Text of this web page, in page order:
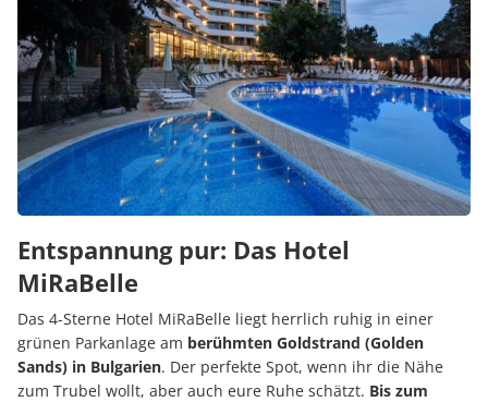
Entspannung pur: Das Hotel
MiRaBelle
Das 4-Sterne Hotel MiRaBelle liegt herrlich ruhig in einer
grünen Parkanlage am berühmten Goldstrand (Golden
Sands) in Bulgarien. Der perfekte Spot, wenn ihr die Nähe
zum Trubel wollt, aber auch eure Ruhe schätzt. Bis zum